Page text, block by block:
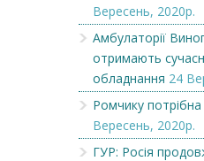
Вересень, 2020р.
Амбулаторії
отримають
обладнання 24
Ромчику
Вересень, 2020р.
ГУР: Росія